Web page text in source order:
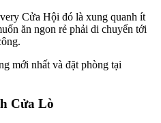
Cửa Hội đó là xung quanh ít
ăn ngon rẻ phải di chuyển tới
mới nhất và đặt phòng tại
Cửa Lò